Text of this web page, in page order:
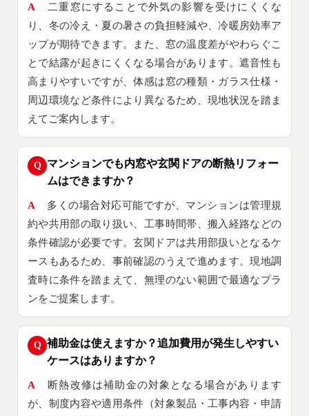
A
二重窓にすることで外気の影響を受けにくくな
り、冬の冷え・夏の暑さの負担軽減や、冷暖房効率ア
ップが期待できます。また、窓の温度差がやわらぐこ
とで結露が起きにくくなる場合があります。遮音性も
高まりやすいですが、体感は窓の種類・ガラス仕様・
周辺環境など条件により異なるため、現地状況を踏ま
えてご案内します。
Q
マンションでも内窓や玄関ドアの断熱リフォー
ムはできますか？
A
多くの場合対応可能ですが、マンションは管理規
約や共用部の取り扱い、工事時間帯、搬入経路などの
条件確認が必要です。玄関ドアは共用部扱いとなるケ
ースもあるため、事前確認のうえで進めます。現地調
査時に条件を踏まえて、無理のない範囲で最適なプラ
ンをご提案します。
Q 補助金は使えますか？追加費用が発生しやすい
ケースはありますか？
A
断熱改修は補助金の対象となる場合があります
が、制度内容や適用条件（対象製品・工事内容・申請